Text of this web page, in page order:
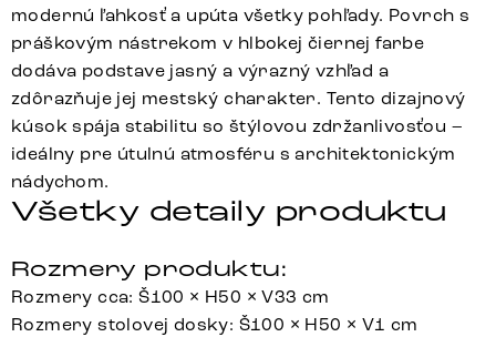
modernú ľahkosť a upúta všetky pohľady. Povrch s
práškovým nástrekom v hlbokej čiernej farbe
dodáva podstave jasný a výrazný vzhľad a
zdôrazňuje jej mestský charakter. Tento dizajnový
kúsok spája stabilitu so štýlovou zdržanlivosťou –
ideálny pre útulnú atmosféru s architektonickým
nádychom.
Všetky detaily produktu
Rozmery produktu:
Rozmery cca: Š100 × H50 × V33 cm
Rozmery stolovej dosky: Š100 × H50 × V1 cm